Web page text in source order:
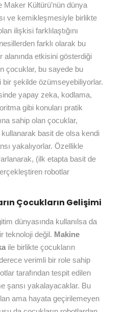
Kültürü’nün dünya
ve kemikleşmesiyle birlikte
ilişkisi farklılaştığını
farklı olarak bu
alanında etkisini gösterdiği
çocuklar, bu sayede bu
şekilde özümseyebiliyorlar.
yapay zeka, kodlama,
gibi konuları pratik
sahip olan çocuklar,
basit de olsa kendi
yakalıyorlar. Özellikle
(ilk etapta basit de
robotlar
Çocukların Gelişimi
dünyasında kullanılsa da
teknoloji değil. Makine
ile birlikte çocukların
verimli bir role sahip
tarafından tespit edilen
şansı yakalayacaklar. Bu
ama hayata geçirilemeyen